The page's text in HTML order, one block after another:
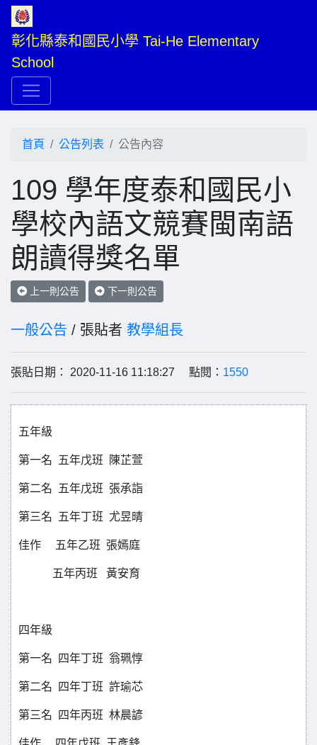
彰化縣泰和國民小學 Tai-He Elementary
School
首頁 公告列表 公告內容
109 學年度泰和國民小
學校內語文競賽閩南語
朗讀得獎名單
上一則公告 下一則公告
一般公告 / 張貼者 教學組長
張貼日期： 2020-11-16 11:18:27 點閱： 1550
五年級
第一名 五年戊班 陳芷萱
第二名 五年戊班 張承詣
第三名 五年丁班 尤昱晴
佳作 五年乙班 張嫣庭
五年丙班 黃安育
四年級
第一名 四年丁班 翁珮惇
第二名 四年丁班 許瑜芯
第三名 四年丙班 林晨諺